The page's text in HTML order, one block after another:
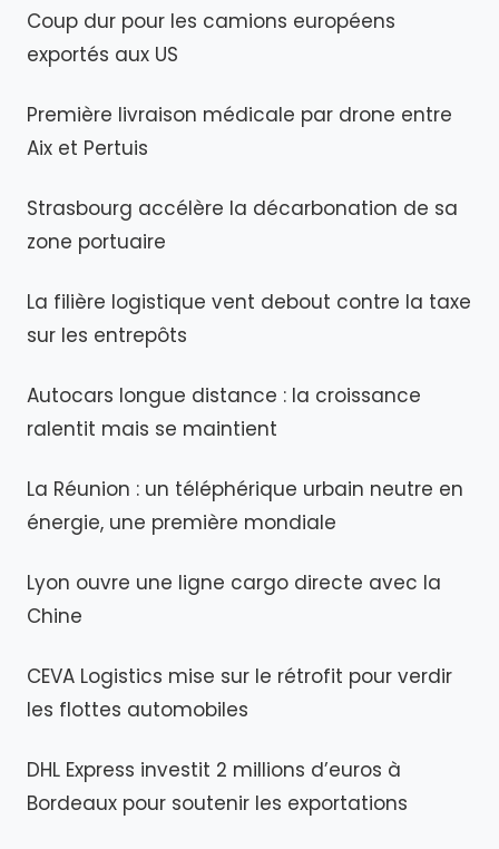
Coup dur pour les camions européens
exportés aux US
Première livraison médicale par drone entre
Aix et Pertuis
Strasbourg accélère la décarbonation de sa
zone portuaire
La filière logistique vent debout contre la taxe
sur les entrepôts
Autocars longue distance : la croissance
ralentit mais se maintient
La Réunion : un téléphérique urbain neutre en
énergie, une première mondiale
Lyon ouvre une ligne cargo directe avec la
Chine
CEVA Logistics mise sur le rétrofit pour verdir
les flottes automobiles
DHL Express investit 2 millions d’euros à
Bordeaux pour soutenir les exportations